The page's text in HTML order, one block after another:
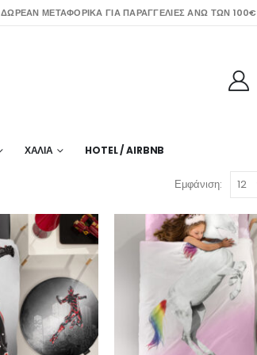
ΔΩΡΕΑΝ ΜΕΤΑΦΟΡΙΚΑ ΓΙΑ ΠΑΡΑΓΓΕΛΙΕΣ ΑΝΩ ΤΩΝ 100€
ΧΑΛΙΑ HOTEL / AIRBNB
Εμφάνιση:
Πετσέτα Θαλάσσης Printed Fruits No.3